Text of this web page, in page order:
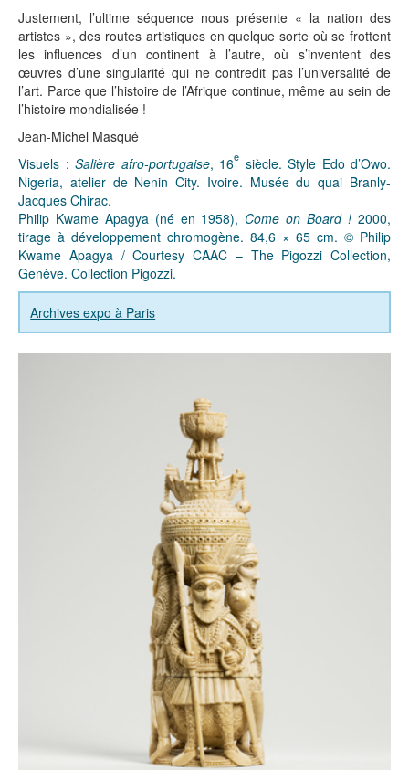
Justement, l’ultime séquence nous présente « la nation des
artistes », des routes artistiques en quelque sorte où se frottent
les influences d’un continent à l’autre, où s’inventent des
œuvres d’une singularité qui ne contredit pas l’universalité de
l’art. Parce que l’histoire de l’Afrique continue, même au sein de
l’histoire mondialisée !
Jean-Michel Masqué
Visuels : Salière afro-portugaise, 16e siècle. Style Edo d’Owo.
Nigeria, atelier de Nenin City. Ivoire. Musée du quai Branly-
Jacques Chirac.
Philip Kwame Apagya (né en 1958), Come on Board !2000,
tirage à développement chromogène. 84,6 × 65 cm. © Philip
Kwame Apagya / Courtesy CAAC – The Pigozzi Collection,
Genève. Collection Pigozzi.
Archives expo à Paris